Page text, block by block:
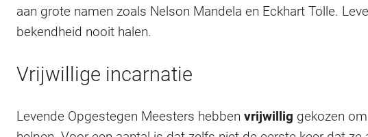
aan grote namen zoals Nelson Mandela en Eckhart Tolle.
bekendheid nooit halen.
Vrijwillige incarnatie
Levende Opgestegen Meesters hebben vrijwillig gekozen